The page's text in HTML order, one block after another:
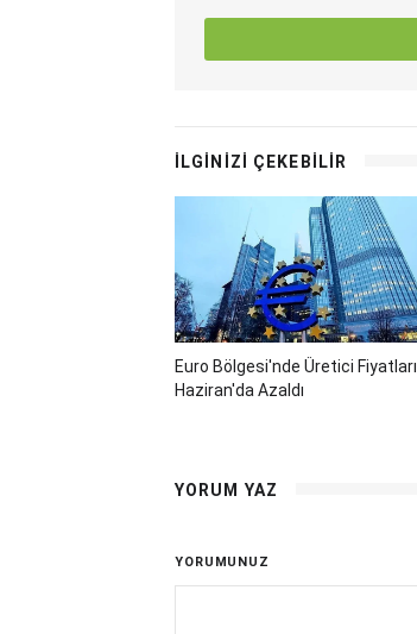
İLGİNİZİ ÇEKEBİLİR
Euro Bölgesi'nde Üretici Fiyatları
Haziran'da Azaldı
YORUM YAZ
YORUMUNUZ